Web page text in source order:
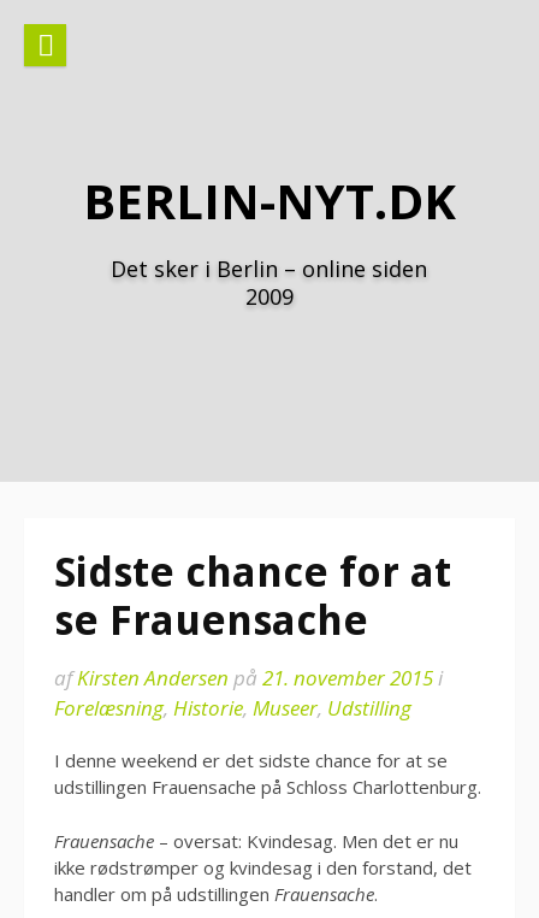
indhold
BERLIN-NYT.DK
Det sker i Berlin – online siden
2009
Sidste chance for at
se Frauensache
afKirsten Andersen på 21. november 2015i
Forelæsning, Historie, Museer, Udstilling
I denne weekend er det sidste chance for at se
udstillingen Frauensache på Schloss Charlottenburg.
Frauensache – oversat: Kvindesag. Men det er nu
ikke rødstrømper og kvindesag i den forstand, det
handler om på udstillingen Frauensache.